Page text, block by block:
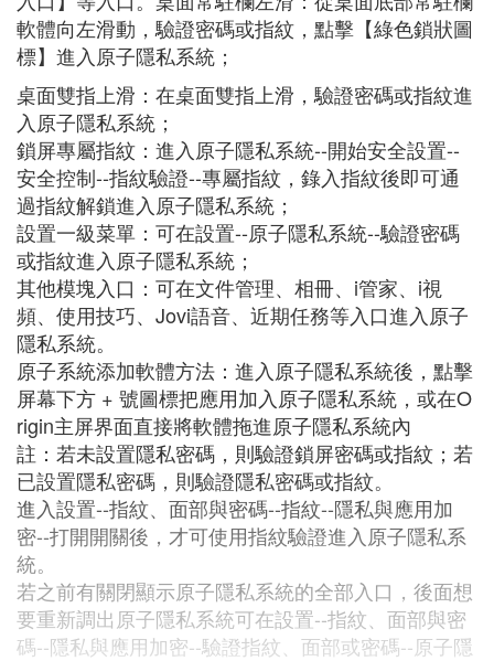
軟體向左滑動，驗證密碼或指紋，點擊【綠色鎖狀圖
標】進入原子隱私系統；
桌面雙指上滑：在桌面雙指上滑，驗證密碼或指紋進
入原子隱私系統；
鎖屏專屬指紋：進入原子隱私系統--開始安全設置--
安全控制--指紋驗證--專屬指紋，錄入指紋後即可通
過指紋解鎖進入原子隱私系統；
設置一級菜單：可在設置--原子隱私系統--驗證密碼
或指紋進入原子隱私系統；
其他模塊入口：可在文件管理、相冊、i管家、i視
頻、使用技巧、Jovi語音、近期任務等入口進入原子
隱私系統。
原子系統添加軟體方法：進入原子隱私系統後，點擊
屏幕下方 + 號圖標把應用加入原子隱私系統，或在O
rigin主屏界面直接將軟體拖進原子隱私系統內
註：若未設置隱私密碼，則驗證鎖屏密碼或指紋；若
已設置隱私密碼，則驗證隱私密碼或指紋。
進入設置--指紋、面部與密碼--指紋--隱私與應用加
密--打開開關後，才可使用指紋驗證進入原子隱私系
統。
若之前有關閉顯示原子隱私系統的全部入口，後面想
要重新調出原子隱私系統可在設置--指紋、面部與密
碼--隱私與應用加密--驗證指紋、面部或密碼--原子隱